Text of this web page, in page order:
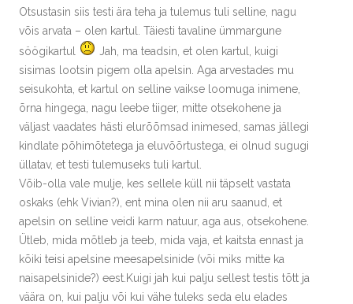
Otsustasin siis testi ära teha ja tulemus tuli selline, nagu
võis arvata – olen kartul. Täiesti tavaline ümmargune
söögikartul
Jah, ma teadsin, et olen kartul, kuigi
sisimas lootsin pigem olla apelsin. Aga arvestades mu
seisukohta, et kartul on selline vaikse loomuga inimene,
õrna hingega, nagu leebe tiiger, mitte otsekohene ja
väljast vaadates hästi elurõõmsad inimesed, samas jällegi
kindlate põhimõtetega ja eluvõõrtustega, ei olnud sugugi
üllatav, et testi tulemuseks tuli kartul.
Võib-olla vale mulje, kes sellele küll nii täpselt vastata
oskaks (ehk Vivian?), ent mina olen nii aru saanud, et
apelsin on selline veidi karm natuur, aga aus, otsekohene.
Ütleb, mida mõtleb ja teeb, mida vaja, et kaitsta ennast ja
kõiki teisi apelsine meesapelsinide (või miks mitte ka
naisapelsinide?) eest.Kuigi jah kui palju sellest testis tõtt ja
väära on, kui palju või kui vähe tuleks seda elu elades